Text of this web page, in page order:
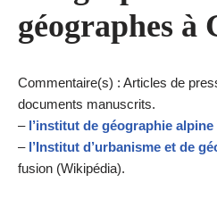
géographes à
Commentaire(s) : Articles de
documents manuscrits.
– l’institut de géographie alpine
– l’Institut d’urbanisme et de
fusion (Wikipédia).